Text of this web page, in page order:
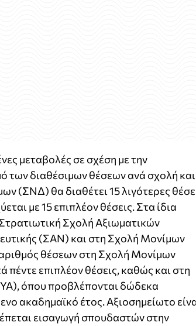
μεταβολές σε σχέση με την
των διαθέσιμων θέσεων ανά σχολή και
(ΣΝΔ) θα διαθέτει 15 λιγότερες
με 15 επιπλέον θέσεις. Στα ίδια
Σχολή Αξιωματικών
(ΣΑΝ) και στη Σχολή Μονίμων
θέσεων στη Σχολή Μονίμων
επιπλέον θέσεις, καθώς και στη
όπου προβλέπονται δώδεκα
ακαδημαϊκό έτος. Αξιοσημείωτο
εισαγωγή σπουδαστών στην